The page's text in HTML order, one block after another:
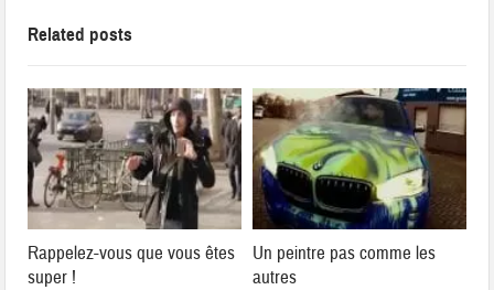
Related posts
Rappelez-vous que vous êtes
super !
Un peintre pas comme les
autres